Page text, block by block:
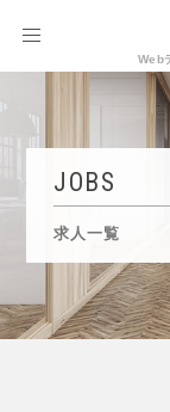
Web
JOBS
求人一覧